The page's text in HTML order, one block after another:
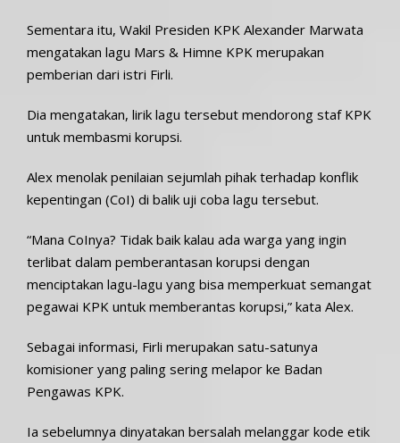
Sementara itu, Wakil Presiden KPK Alexander Marwata
mengatakan lagu Mars & Himne KPK merupakan
pemberian dari istri Firli.
Dia mengatakan, lirik lagu tersebut mendorong staf KPK
untuk membasmi korupsi.
Alex menolak penilaian sejumlah pihak terhadap konflik
kepentingan (CoI) di balik uji coba lagu tersebut.
“Mana CoInya? Tidak baik kalau ada warga yang ingin
terlibat dalam pemberantasan korupsi dengan
menciptakan lagu-lagu yang bisa memperkuat semangat
pegawai KPK untuk memberantas korupsi,” kata Alex.
Sebagai informasi, Firli merupakan satu-satunya
komisioner yang paling sering melapor ke Badan
Pengawas KPK.
Ia sebelumnya dinyatakan bersalah melanggar kode etik